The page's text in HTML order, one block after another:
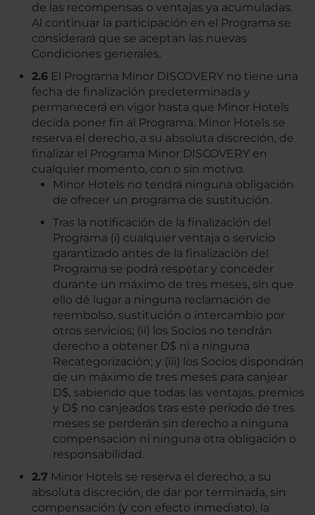
de las recompensas o ventajas ya acumuladas.
Al continuar la participación en el Programa se
considerará que se aceptan las nuevas
Condiciones generales.
2.6 El Programa Minor DISCOVERY no tiene una
fecha de finalización predeterminada y
permanecerá en vigor hasta que Minor Hotels
decida poner fin al Programa. Minor Hotels se
reserva el derecho, a su absoluta discreción, de
finalizar el Programa Minor DISCOVERY en
cualquier momento, con o sin motivo.
Minor Hotels no tendrá ninguna obligación
de ofrecer un programa de sustitución.
Tras la notificación de la finalización del
Programa (i) cualquier ventaja o servicio
garantizado antes de la finalización del
Programa se podrá respetar y conceder
durante un máximo de tres meses, sin que
ello dé lugar a ninguna reclamación de
reembolso, sustitución o intercambio por
otros servicios; (ii) los Socios no tendrán
derecho a obtener D$ ni a ninguna
Recategorización; y (iii) los Socios dispondrán
de un máximo de tres meses para canjear
D$, sabiendo que todas las ventajas, premios
y D$ no canjeados tras este período de tres
meses se perderán sin derecho a ninguna
compensación ni ninguna otra obligación o
responsabilidad.
2.7 Minor Hotels se reserva el derecho, a su
absoluta discreción, de dar por terminada, sin
compensación (y con efecto inmediato), la